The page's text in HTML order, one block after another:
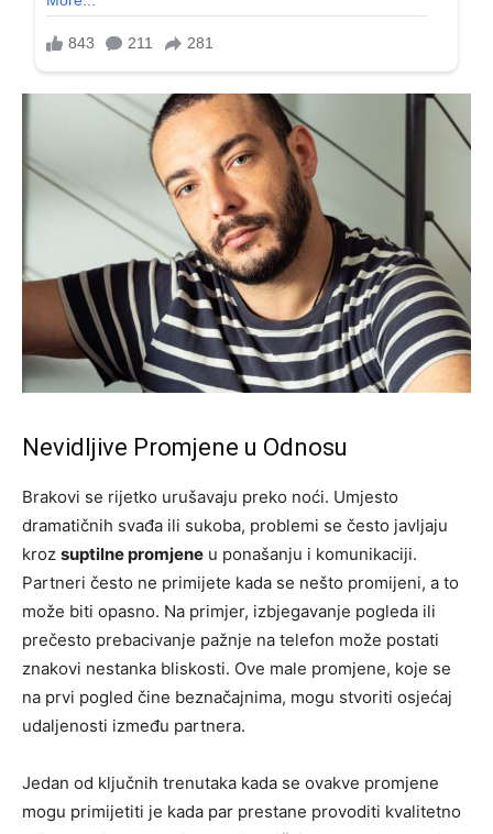
Nevidljive Promjene u Odnosu
Brakovi se rijetko urušavaju preko noći. Umjesto
dramatičnih svađa ili sukoba, problemi se često javljaju
kroz suptilne promjene u ponašanju i komunikaciji.
Partneri često ne primijete kada se nešto promijeni, a to
može biti opasno. Na primjer, izbjegavanje pogleda ili
prečesto prebacivanje pažnje na telefon može postati
znakovi nestanka bliskosti. Ove male promjene, koje se
na prvi pogled čine beznačajnima, mogu stvoriti osjećaj
udaljenosti između partnera.
Jedan od ključnih trenutaka kada se ovakve promjene
mogu primijetiti je kada par prestane provoditi kvalitetno